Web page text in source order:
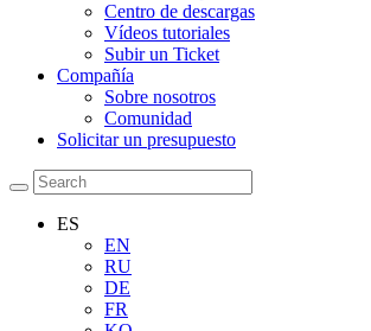
Centro de descargas
Vídeos tutoriales
Subir un Ticket
Compañía
Sobre nosotros
Comunidad
Solicitar un presupuesto
ES
EN
RU
DE
FR